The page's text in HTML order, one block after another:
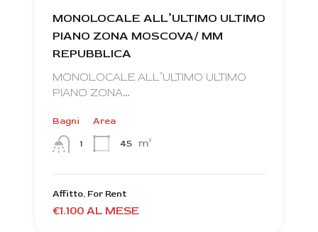
MONOLOCALE ALL’ULTIMO ULTIMO
PIANO ZONA MOSCOVA/ MM
REPUBBLICA
MONOLOCALE ALL’ULTIMO ULTIMO
PIANO ZONA…
Bagni
1
Area
45
m²
Affitto, For Rent
€1.100 AL MESE